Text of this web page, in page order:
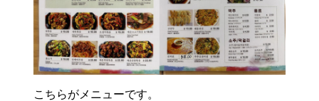
こちらがメニューです。